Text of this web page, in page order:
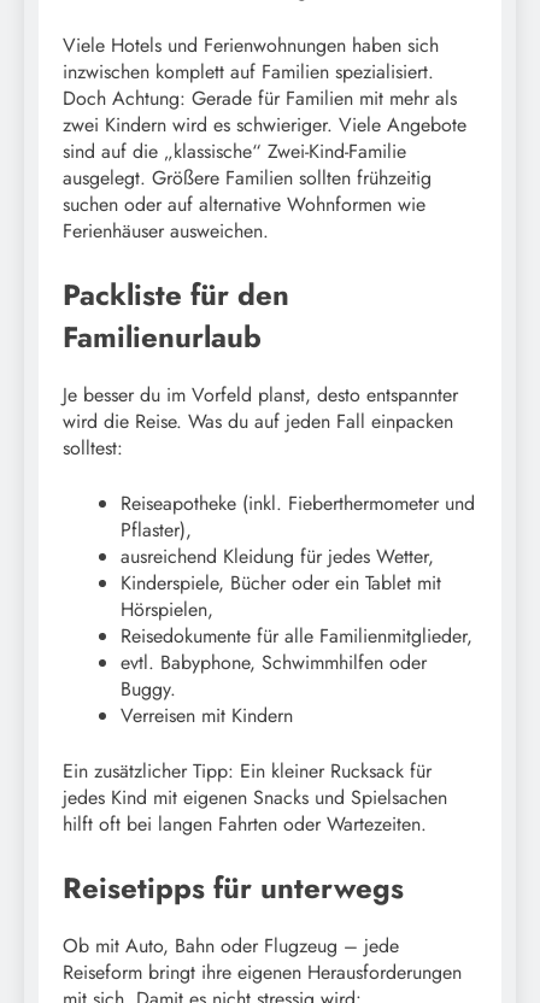
Viele Hotels und Ferienwohnungen haben sich
inzwischen komplett auf Familien spezialisiert.
Doch Achtung: Gerade für Familien mit mehr als
zwei Kindern wird es schwieriger. Viele Angebote
sind auf die „klassische“ Zwei-Kind-Familie
ausgelegt. Größere Familien sollten frühzeitig
suchen oder auf alternative Wohnformen wie
Ferienhäuser ausweichen.
Packliste für den
Familienurlaub
Je besser du im Vorfeld planst, desto entspannter
wird die Reise. Was du auf jeden Fall einpacken
solltest:
Reiseapotheke (inkl. Fieberthermometer und
Pflaster),
ausreichend Kleidung für jedes Wetter,
Kinderspiele, Bücher oder ein Tablet mit
Hörspielen,
Reisedokumente für alle Familienmitglieder,
evtl. Babyphone, Schwimmhilfen oder
Buggy.
Verreisen mit Kindern
Ein zusätzlicher Tipp: Ein kleiner Rucksack für
jedes Kind mit eigenen Snacks und Spielsachen
hilft oft bei langen Fahrten oder Wartezeiten.
Reisetipps für unterwegs
Ob mit Auto, Bahn oder Flugzeug – jede
Reiseform bringt ihre eigenen Herausforderungen